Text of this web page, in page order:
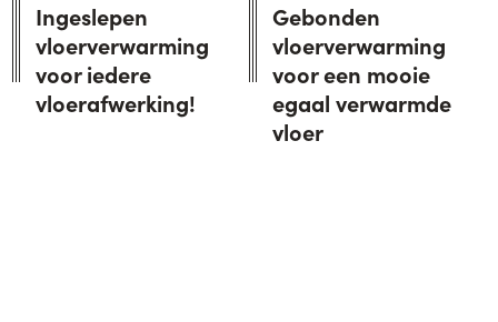
Ingeslepen
vloerverwarming
voor iedere
vloerafwerking!
Gebonden
vloerverwarming
voor een mooie
egaal verwarmde
vloer